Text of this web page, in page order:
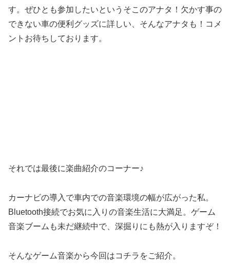
す。ぜひとも参加したいというそこのアナタ！欠かす事の
できない車の便利グッズに詳しい、そんなアナタも！コメ
ントお待ちしております。
それでは最後に楽曲紹介のコーナー♪
カーナビの導入で車内での音楽環境の幅が広がった私。
Bluetooth接続でお気に入りの音楽生活に大満足。ゲーム
音楽ブームも未だ継続中で、深掘りにも熱が入りますぞ！
そんなゲーム音楽から今回はコチラをご紹介。